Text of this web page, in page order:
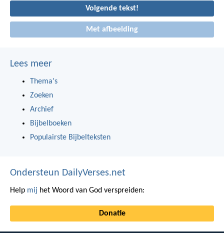
Volgende tekst!
Met afbeelding
Lees meer
Thema's
Zoeken
Archief
Bijbelboeken
Populairste Bijbelteksten
Ondersteun DailyVerses.net
Help mij het Woord van God verspreiden:
Donatie